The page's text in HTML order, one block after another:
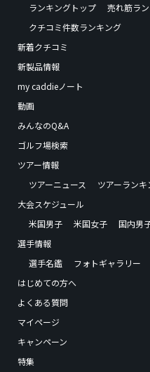
ランキングトップ
売れ筋ラ
クチコミ件数ランキング
新着クチコミ
新製品情報
my caddieノート
動画
みんなのQ&A
ゴルフ場検索
ツアー情報
ツアーニュース
ツアーランキ
大会スケジュール
米国男子
米国女子 国内男
選手情報
選手名鑑
フォトギャラリー
はじめての方へ
よくある質問
マイページ
キャンペーン
特集